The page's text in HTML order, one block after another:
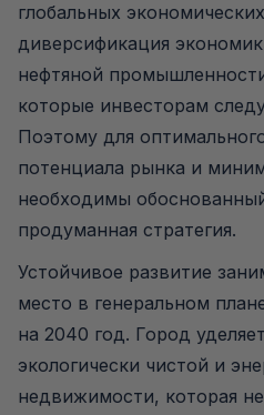
глобальных
диверсификация
нефтяной
которые инвесторам
Поэтому для
потенциала рынка и
необходимы
продуманная стратегия.
Устойчивое развитие
место в генеральном
на 2040 год. Город
экологически чистой и
недвижимости, которая